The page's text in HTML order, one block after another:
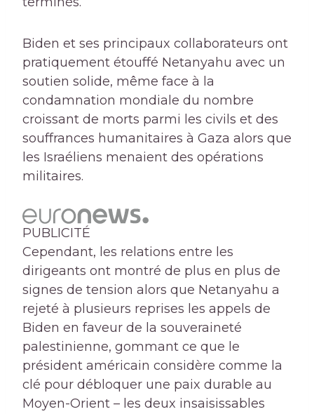
Biden et ses principaux collaborateurs ont
pratiquement étouffé Netanyahu avec un
soutien solide, même face à la
condamnation mondiale du nombre
croissant de morts parmi les civils et des
souffrances humanitaires à Gaza alors que
les Israéliens menaient des opérations
militaires.
PUBLICITÉ
Cependant, les relations entre les
dirigeants ont montré de plus en plus de
signes de tension alors que Netanyahu a
rejeté à plusieurs reprises les appels de
Biden en faveur de la souveraineté
palestinienne, gommant ce que le
président américain considère comme la
clé pour débloquer une paix durable au
Moyen-Orient – ​​les deux insaisissables